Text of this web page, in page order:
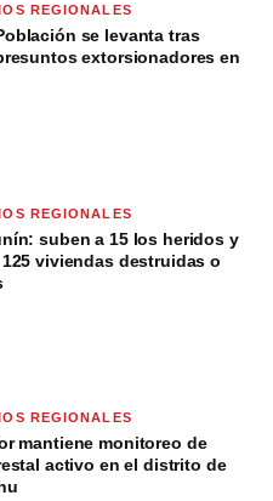
REGIONALES
se levanta tras
extorsionadores en
REGIONALES
suben a 15 los heridos y
viviendas destruidas o
REGIONALES
mantiene monitoreo de
activo en el distrito de